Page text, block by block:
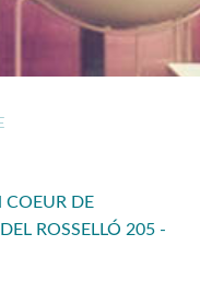
COEUR DE
ROSSELLÓ 205 -